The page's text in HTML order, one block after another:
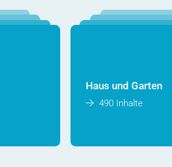
Haus und Garten
490 Inhalte